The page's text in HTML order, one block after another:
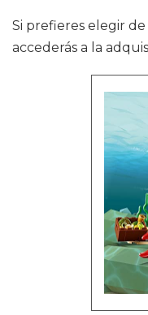
Si prefieres elegir
accederás a la